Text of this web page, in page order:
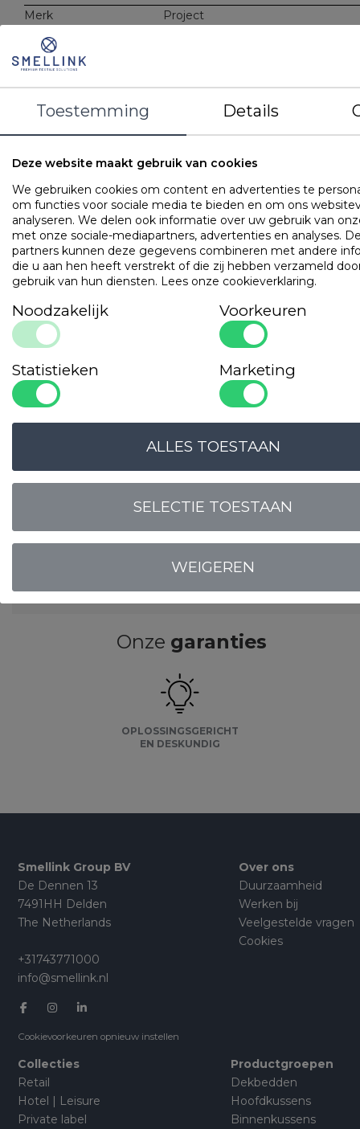
Merk
Project
Kleur
Gewicht
Voorzien van ophanglus
OMSCHRIJVING UITVOERINGEN
100% katoenen badgoed.
Populaireproducten
Cley Hotel Professional
LOGIN VOOR PRIJS
Onze garanties
OPLOSSINGSGERICHT
EN DESKUNDIG
Smellink Group BV
De Dennen 13
7491HH Delden
The Netherlands
+31743771000
info@smellink.nl
Cookievoorkeuren opnieuw instellen
Over ons
Duurzaamheid
Werken bij
Veelgestelde vragen
Cookies
Collecties
Retail
Hotel | Leisure
Private label
Productgroepen
Dekbedden
Hoofdkussens
Binnenkussens
Toestemming Details
Deze website maakt gebruik van cookies
We gebruiken cookies om content en advertenties te
om functies voor sociale media te bieden en om ons
analyseren. We delen ook informatie over uw gebruik van
met onze sociale-mediapartners, advertenties en analyses.
partners kunnen deze gegevens combineren met andere
die u aan hen heeft verstrekt of die zij hebben verzameld
gebruik van hun diensten. Lees onze cookieverklaring.
Noodzakelijk Voorkeuren
Statistieken Marketing
WEIGEREN
SELECTIE TOESTAAN
ALLES TOESTAAN